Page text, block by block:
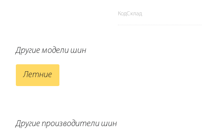
КодСклад
Другие модели шин
Летние
Другие производители шин